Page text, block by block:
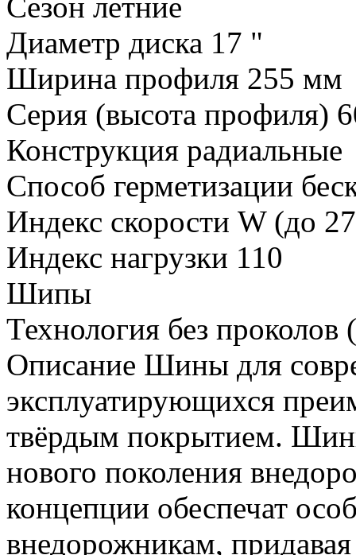
Диаметр диска 17 "
Ширина профиля 255 мм
Серия (высота профиля)
Конструкция радиальные
Способ герметизации
Индекс скорости W (до
Индекс нагрузки 110
Шипы
Технология без
Описание Шины для
эксплуатирующихся
твёрдым покрытием.
нового поколения
концепции обеспечат
внедорожникам,